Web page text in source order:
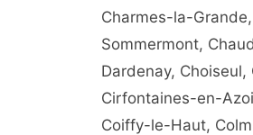
Charmes-la-
Sommermont,
Dardenay,
Cirfontaines-en-
Coiffy-le-Haut,